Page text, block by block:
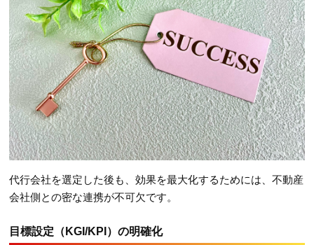
代行会社を選定した後も、効果を最大化するためには、不動産
会社側との密な連携が不可欠です。
目標設定（KGI/KPI）の明確化